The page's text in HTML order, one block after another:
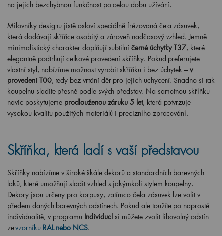
na jejich bezchybnou funkčnost po celou dobu užívání.
Milovníky designu jistě osloví speciálně frézovaná čela zásuvek,
která dodávají skříňce osobitý a zároveň nadčasový vzhled. Jemně
minimalistický charakter doplňují subtilní černé úchytky T37, které
elegantně podtrhují celkové provedení skříňky. Pokud preferujete
vlastní styl, nabízíme možnost vyrobit skříňku i bez úchytek – v
provedení T00, tedy bez vrtání děr pro jejich uchycení. Snadno si tak
koupelnu sladíte přesně podle svých představ. Na samotnou skříňku
navíc poskytujeme prodlouženou záruku 5 let, která potvrzuje
vysokou kvalitu použitých materiálů i precizního zpracování.
Skříňka, která ladí s vaší představou
Skříňky nabízíme v široké škále dekorů a standardních barevných
laků, které umožňují sladit vzhled s jakýmkoli stylem koupelny.
Dekory jsou určeny pro korpusy, zatímco čela zásuvek lze volit v
předem daných barevných odstínech. Pokud ale toužíte po naprosté
individualitě, v programu Individual si můžete zvolit libovolný odstín
zevzorníku RAL nebo NCS.